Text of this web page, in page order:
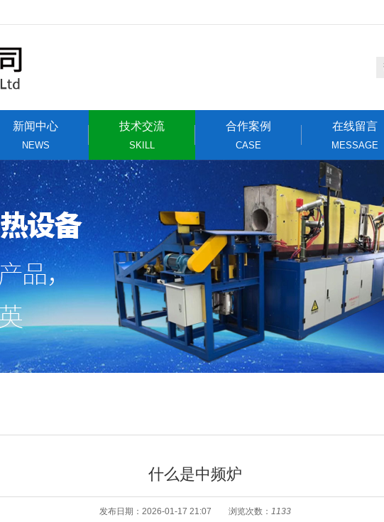
新闻中心
NEWS
技术交流
SKILL
合作案例
CASE
在线留言
MESSAGE
什么是中频炉
发布日期：2026-01-17 21:07 浏览次数： 1133